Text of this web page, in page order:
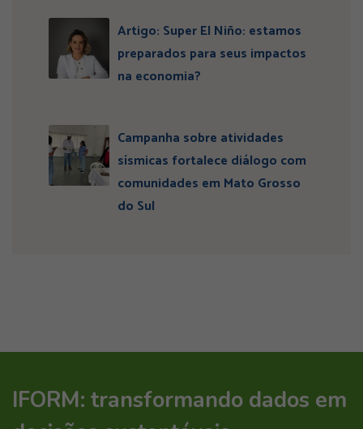
Artigo: Super El Niño: estamos
preparados para seus impactos
na economia?
Campanha sobre atividades
sísmicas fortalece diálogo com
comunidades em Mato Grosso
do Sul
IFORM: transformando dados em